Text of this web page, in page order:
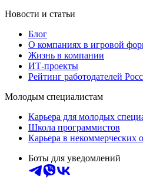
Новости и статьи
Блог
О компаниях в игровой
Жизнь в компании
ИТ-проекты
Рейтинг работодателей
Молодым специалистам
Карьера для молодых
Школа программистов
Карьера в некоммерческих
Боты для уведомлений